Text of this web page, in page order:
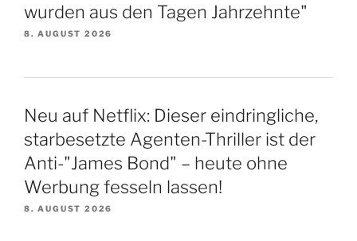
wurden aus den Tagen Jahrzehnte"
8. AUGUST 2026
Neu auf Netflix: Dieser eindringliche,
starbesetzte Agenten-Thriller ist der
Anti-"James Bond" – heute ohne
Werbung fesseln lassen!
8. AUGUST 2026